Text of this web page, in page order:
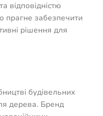
відповідністю
прагне забезпечити
рішення для
будівельних
дерева. Бренд